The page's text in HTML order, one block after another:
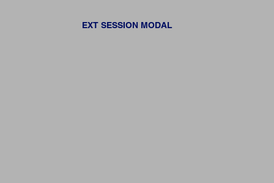
EXT SESSION MODAL